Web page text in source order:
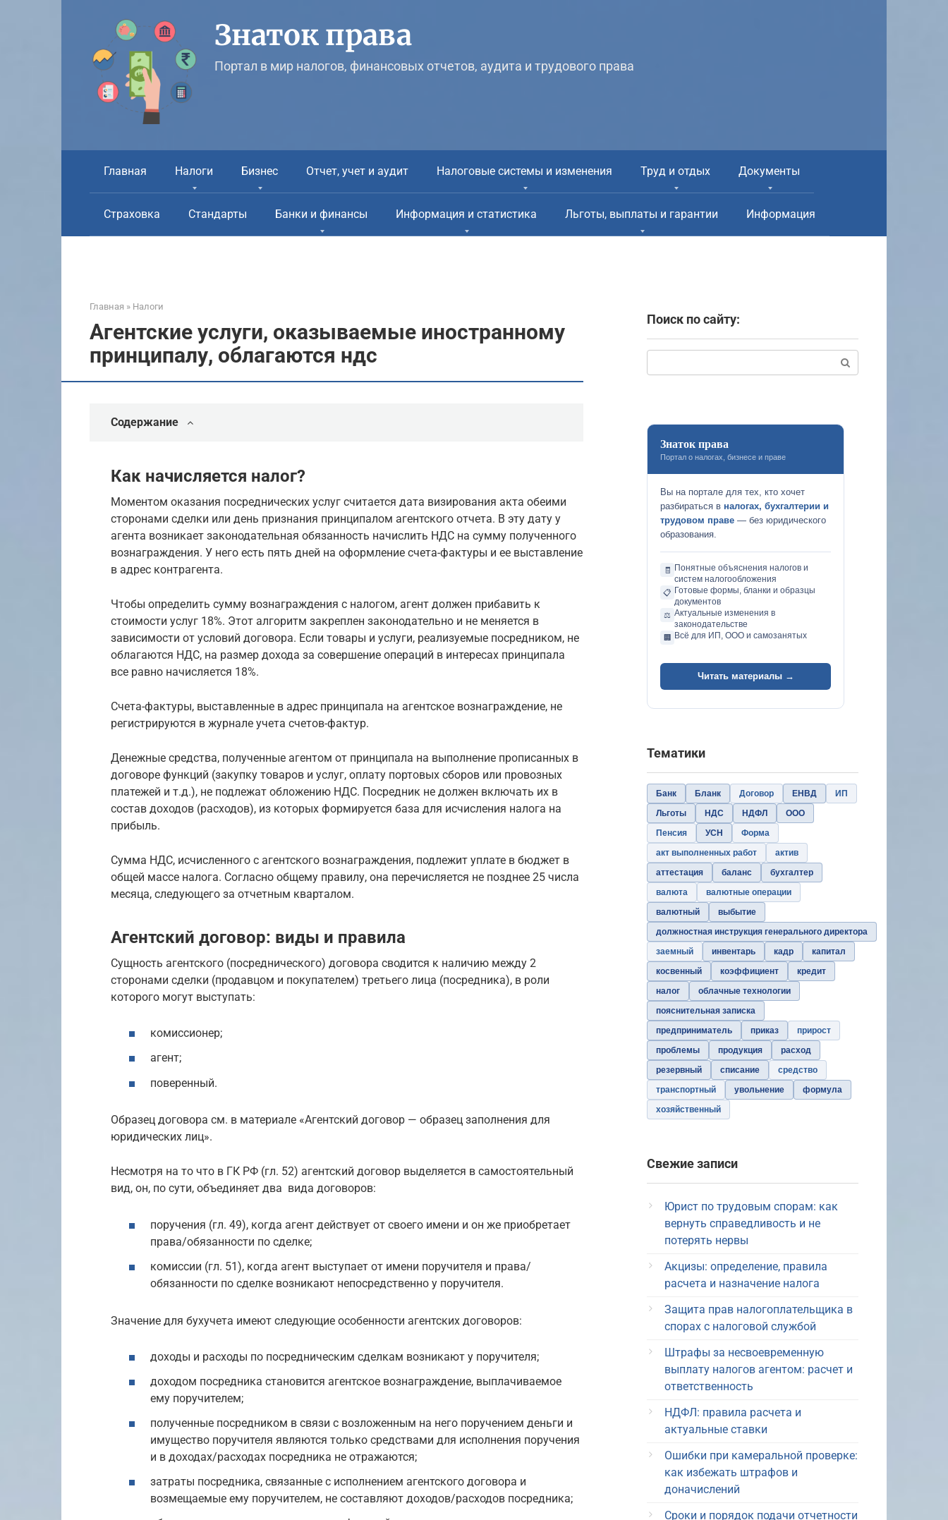
Знаток права
Портал в мир налогов, финансовых отчетов, аудита и трудового права
Главная Налоги Бизнес Отчет, учет и аудит Налоговые системы и изменения Труд и отдых Документы
Страховка Стандарты Банки и финансы Информация и статистика Льготы, выплаты и гарантии Информация
Главная » Налоги
Агентские услуги, оказываемые иностранному
принципалу, облагаются ндс
Содержание
Как начисляется налог?
Моментом оказания посреднических услуг считается дата визирования акта обеими
сторонами сделки или день признания принципалом агентского отчета. В эту дату у
агента возникает законодательная обязанность начислить НДС на сумму полученного
вознаграждения. У него есть пять дней на оформление счета-фактуры и ее выставление
в адрес контрагента.
Чтобы определить сумму вознаграждения с налогом, агент должен прибавить к
стоимости услуг 18%. Этот алгоритм закреплен законодательно и не меняется в
зависимости от условий договора. Если товары и услуги, реализуемые посредником, не
облагаются НДС, на размер дохода за совершение операций в интересах принципала
все равно начисляется 18%.
Счета-фактуры, выставленные в адрес принципала на агентское вознаграждение, не
регистрируются в журнале учета счетов-фактур.
Денежные средства, полученные агентом от принципала на выполнение прописанных в
договоре функций (закупку товаров и услуг, оплату портовых сборов или провозных
платежей и т.д.), не подлежат обложению НДС. Посредник не должен включать их в
состав доходов (расходов), из которых формируется база для исчисления налога на
прибыль.
Сумма НДС, исчисленного с агентского вознаграждения, подлежит уплате в бюджет в
общей массе налога. Согласно общему правилу, она перечисляется не позднее 25 числа
месяца, следующего за отчетным кварталом.
Агентский договор: виды и правила
Сущность агентского (посреднического) договора сводится к наличию между 2
сторонами сделки (продавцом и покупателем) третьего лица (посредника), в роли
которого могут выступать:
комиссионер;
агент;
поверенный.
Образец договора см. в материале «Агентский договор — образец заполнения для
юридических лиц».
Несмотря на то что в ГК РФ (гл. 52) агентский договор выделяется в самостоятельный
вид, он, по сути, объединяет два вида договоров:
поручения (гл. 49), когда агент действует от своего имени и он же приобретает
права/обязанности по сделке;
комиссии (гл. 51), когда агент выступает от имени поручителя и права/
обязанности по сделке возникают непосредственно у поручителя.
Значение для бухучета имеют следующие особенности агентских договоров:
доходы и расходы по посредническим сделкам возникают у поручителя;
доходом посредника становится агентское вознаграждение, выплачиваемое
ему поручителем;
полученные посредником в связи с возложенным на него поручением деньги и
имущество поручителя являются только средствами для исполнения поручения
и в доходах/расходах посредника не отражаются;
затраты посредника, связанные с исполнением агентского договора и
возмещаемые ему поручителем, не составляют доходов/расходов посредника;
Поиск по сайту:
Знаток права
Портал о налогах, бизнесе и праве
Вы на портале для тех, кто хочет
разбираться в налогах, бухгалтерии и
трудовом праве — без юридического
образования.
🧾
Понятные объяснения налогов и
систем налогообложения
📋 Готовые формы, бланки и образцы
документов
⚖️ Актуальные изменения в
законодательстве
🏢 Всё для ИП, ООО и самозанятых
Читать материалы →
Тематики
Банк Бланк Договор ЕНВД
ИП
Льготы
НДС НДФЛ
ООО
Пенсия
УСН
Форма
акт выполненных работ
актив
аттестация
баланс
бухгалтер
валюта
валютные операции
валютный
выбытие
должностная инструкция генерального директора
заемный
инвентарь кадр
капитал
косвенный
коэффициент
кредит
налог
облачные технологии
пояснительная записка
предприниматель
приказ
прирост
проблемы
продукция
расход
резервный
списание
средство
транспортный
увольнение
формула
хозяйственный
Свежие записи
Юрист по трудовым спорам: как
вернуть справедливость и не
потерять нервы
Акцизы: определение, правила
расчета и назначение налога
Защита прав налогоплательщика в
спорах с налоговой службой
Штрафы за несвоевременную
выплату налогов агентом: расчет и
ответственность
НДФЛ: правила расчета и
актуальные ставки
Ошибки при камеральной проверке:
как избежать штрафов и
доначислений
Сроки и порядок подачи отчетности